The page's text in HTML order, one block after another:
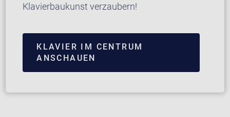
Klavierbaukunst verzaubern!
KLAVIER IM CENTRUM
ANSCHAUEN